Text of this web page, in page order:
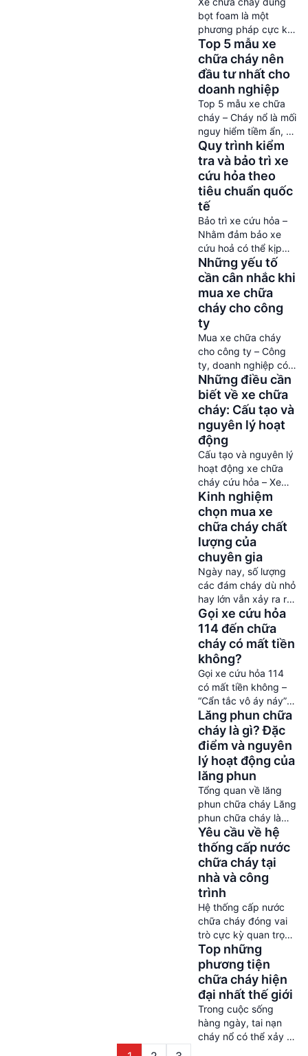
cháy từ mức độ nhỏ
cho đến lớn xảy đến
các khu công nghiệp
trên cả nước. Sự cố
này không […]
bọt foam là một
phương pháp cực kỳ
hiện đại, được ứng
dụng vô cùng phổ
biến hiện nay. Đặc
biệt, dòng bọt foam
rất phù hợp với môi
trường nguy hiểm
như kho chứa nguyên
liệu, sân bay, nhà
máy hóa chất, những
nơi có khả năng khiến
lửa càng […]
Top 5 mẫu xe
chữa cháy nên
đầu tư nhất cho
doanh nghiệp
Top 5 mẫu xe chữa
cháy – Cháy nổ là mối
nguy hiểm tiềm ẩn, có
thể gây thiệt hại nặng
nề về người và tài sản
cho bất kỳ doanh
nghiệp nào. Trang bị
xe chữa cháy phù
hợp là giải pháp
phòng ngừa hiệu quả,
đảm bảo an toàn và
sự phát triển […]
Quy trình kiểm
tra và bảo trì xe
cứu hỏa theo
tiêu chuẩn quốc
tế
Bảo trì xe cứu hỏa –
Nhằm đảm bảo xe
cứu hoả có thể kịp
thời xử lý các trường
hợp cháy nổ nguy
hiểm xảy đến. Thì cần
phải đảm bảo quy
trình kiểm tra, bảo trì
xe được thực hiện
đúng theo định kỳ. Và
tất nhiên, nếu công ty
hoặc doanh nghiệp
[…]
Những yếu tố
cần cân nhắc khi
mua xe chữa
cháy cho công
ty
Mua xe chữa cháy
cho công ty – Công
ty, doanh nghiệp có
thể mua xe cứu hoả
được hay không?
Những yếu tố nào
cần cân nhắc trước
khi mua xe PCCC?
Đây chính là vài câu
hỏi được nhiều khách
hàng đi tìm kiếm lời
giải đáp chi tiết nhất
hiện nay. Để […]
Những điều cần
biết về xe chữa
cháy: Cấu tạo và
nguyên lý hoạt
động
Cấu tạo và nguyên lý
hoạt động xe chữa
cháy cứu hỏa – Xe
chữa cháy không chỉ
có mục đích là dùng
để dập tắt những
đám lửa. Mà chúng
còn có thể sử dụng
cho nhiều lý do khác
nữa. Vậy thì cấu tạo,
nguyên lý hoạt động
của các dòng xe cứu
[…]
Kinh nghiệm
chọn mua xe
chữa cháy chất
lượng của
chuyên gia
Ngày nay, số lượng
các đám cháy dù nhỏ
hay lớn vẫn xảy ra rất
nhiều. Chính vì điều
đó, quy định nhà
nước yêu cầu toàn bộ
người dân cần biết
PCCC đúng cách.
Trong đó, các doanh
nghiệp, công ty tư
nhân phải đầu tư mua
xe chữa cháy để kịp
thời xử […]
Gọi xe cứu hỏa
114 đến chữa
cháy có mất tiền
không?
Gọi xe cứu hỏa 114
có mất tiền không –
“Cẩn tắc vô áy náy” –
có lẽ ai cũng từng
nghe câu tục ngữ này
đúng không. Nhưng
khi hoả hoạn ập đến,
nhiều người lại chần
chừ không dám gọi
114 vì sợ “mất tiền
oan”. Liệu suy nghĩ
này có đúng? Gọi […]
Lăng phun chữa
cháy là gì? Đặc
điểm và nguyên
lý hoạt động của
lăng phun
Tổng quan về lăng
phun chữa cháy Lăng
phun chữa cháy là
một thiết bị quan
trọng trong hệ thống
chữa cháy, được sử
dụng để phun nước
hoặc chất chữa cháy
khác vào ngọn lửa
nhằm kiểm soát và
dập tắt đám cháy.
Cùng tìm hiểu về lăng
phun chữa cháy cùng
nguyên lý […]
Yêu cầu về hệ
thống cấp nước
chữa cháy tại
nhà và công
trình
Hệ thống cấp nước
chữa cháy đóng vai
trò cực kỳ quan trọng
trong việc phòng
cháy chữa cháy. Hệ
thống được thiết kế
để cung cấp nước
dập lửa hiệu quả,
giúp kiểm soát và tắt
các vụ cháy nhanh
chóng. Trong bài viết
Top những
phương tiện
chữa cháy hiện
đại nhất thế giới
Trong cuộc sống
hàng ngày, tai nạn
cháy nổ có thể xảy ra